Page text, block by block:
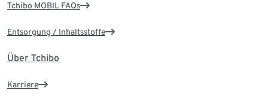
Tchibo MOBIL FAQs
Entsorgung / Inhaltsstoffe
Über Tchibo
Karriere